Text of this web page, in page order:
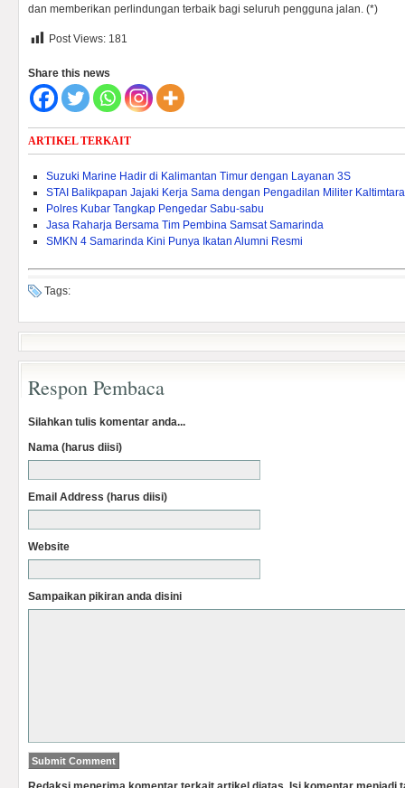
dan memberikan perlindungan terbaik bagi seluruh pengguna jalan. (*)
Post Views: 181
Share this news
ARTIKEL TERKAIT
Suzuki Marine Hadir di Kalimantan Timur dengan Layanan 3S
STAI Balikpapan Jajaki Kerja Sama dengan Pengadilan Militer Kaltimtara
Polres Kubar Tangkap Pengedar Sabu-sabu
Jasa Raharja Bersama Tim Pembina Samsat Samarinda
SMKN 4 Samarinda Kini Punya Ikatan Alumni Resmi
Tags:
Respon Pembaca
Silahkan tulis komentar anda...
Nama (harus diisi)
Email Address (harus diisi)
Website
Sampaikan pikiran anda disini